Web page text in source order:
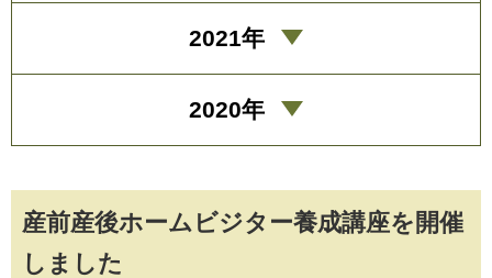
産前産後ホームビジター養成講座を開催
しました
2021年
2020年